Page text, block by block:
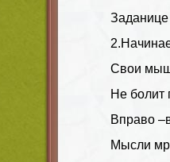
Свои
Не болит
Вправо
Мысли